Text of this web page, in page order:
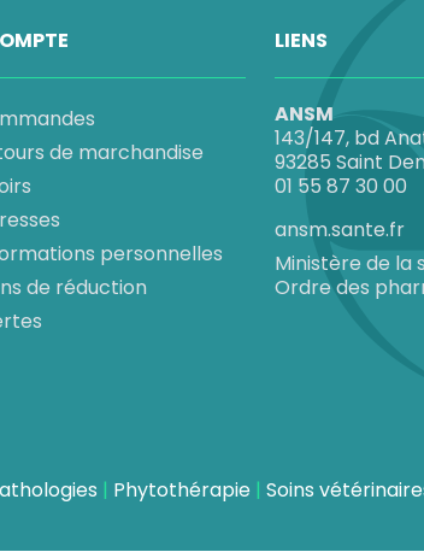
de marchandise
personnelles
de réduction
LIENS
ANSM
143/147, bd
93285 Saint
01 55 87 30 00
ansm.sante.fr
Ministère de la
Ordre des
Phytothérapie Soins